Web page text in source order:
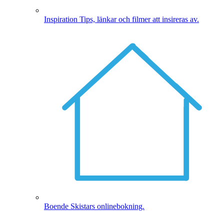
Inspiration Tips, länkar och filmer att insireras av.
Boende Skistars onlinebokning.